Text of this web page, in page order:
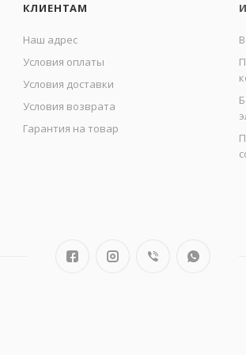
КЛИЕНТАМ
Наш адрес
Условия оплаты
Условия доставки
Условия возврата
Гарантия на товар